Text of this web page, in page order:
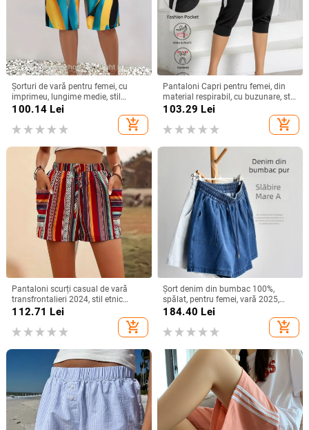
Șorturi de vară pentru femei, cu
imprimeu, lungime medie, stil
casual european-american, fără
100.14 Lei
add_shopping_cart
Pantaloni Capri pentru femei, din
material respirabil, cu buzunare, stil
casual‑sport, lungime Capri, croială
103.29 Lei
add_shopping_cart
Pantaloni scurți casual de vară
transfrontalieri 2024, stil etnic
Amazon, cu dungi contrastante,
112.71 Lei
add_shopping_cart
Șort denim din bumbac 100%,
spălat, pentru femei, vară 2025,
croială lejeră în A, largi
184.40 Lei
add_shopping_cart